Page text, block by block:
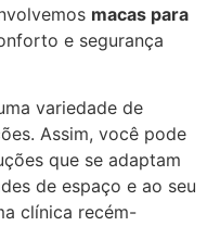
macas para
e segurança
variedade de
Assim, você pode
que se adaptam
de espaço e ao seu
clínica recém-